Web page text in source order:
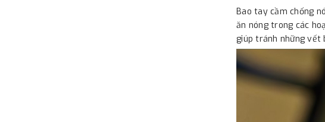
Bao tay cầm chống
ăn nóng trong các
giúp tránh những vết